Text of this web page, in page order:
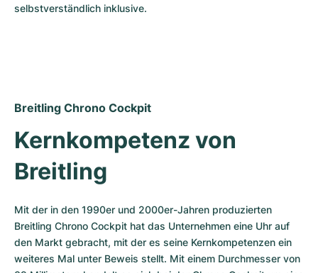
Sea-Dweller
Tortue
Roadster
Gebraucht
Damenuhren
Chronospace
Montbrillant
Gebraucht
Damenuhren
Spitfire
Gebraucht
selbstverständlich inklusive.
Breitling Chrono Cockpit
Kernkompetenz von
Breitling
Mit der in den 1990er und 2000er-Jahren produzierten
Breitling Chrono Cockpit hat das Unternehmen eine Uhr auf
den Markt gebracht, mit der es seine Kernkompetenzen ein
weiteres Mal unter Beweis stellt. Mit einem Durchmesser von